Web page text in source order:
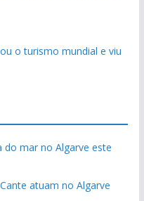
o turismo mundial e viu
mar no Algarve este
atuam no Algarve